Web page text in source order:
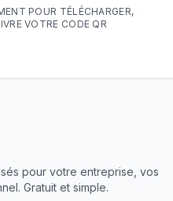
POUR TÉLÉCHARGER,
VOTRE CODE QR
pour votre entreprise, vos
Gratuit et simple.